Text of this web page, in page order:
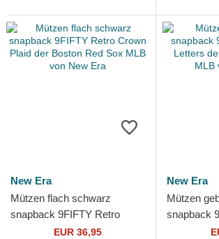
New Era
Mützen flach schwarz
snapback 9FIFTY Retro
Crown Plaid der Boston Red
EUR 36,95
New Era
Mützen
snapback
Letters